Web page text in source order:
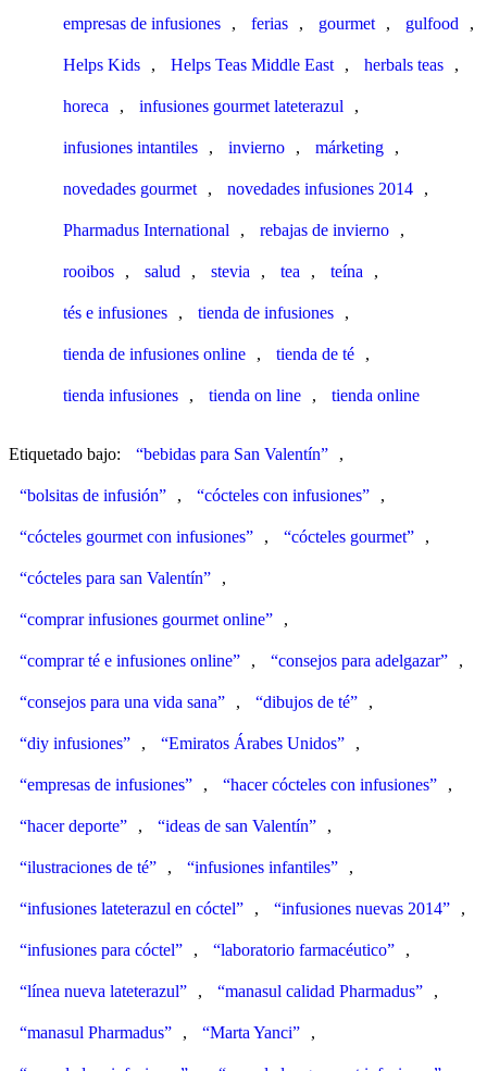
empresas de infusiones , ferias , gourmet , gulfood ,
Helps Kids , Helps Teas Middle East , herbals teas ,
horeca , infusiones gourmet lateterazul ,
infusiones intantiles , invierno , márketing ,
novedades gourmet , novedades infusiones 2014 ,
Pharmadus International , rebajas de invierno ,
rooibos , salud , stevia , tea , teína ,
tés e infusiones , tienda de infusiones ,
tienda de infusiones online , tienda de té ,
tienda infusiones , tienda on line , tienda online
Etiquetado bajo: “bebidas para San Valentín” ,
“bolsitas de infusión” , “cócteles con infusiones” ,
“cócteles gourmet con infusiones” , “cócteles gourmet” ,
“cócteles para san Valentín” ,
“comprar infusiones gourmet online” ,
“comprar té e infusiones online” , “consejos para adelgazar” ,
“consejos para una vida sana” , “dibujos de té” ,
“diy infusiones” , “Emiratos Árabes Unidos” ,
“empresas de infusiones” , “hacer cócteles con infusiones” ,
“hacer deporte” , “ideas de san Valentín” ,
“ilustraciones de té” , “infusiones infantiles” ,
“infusiones lateterazul en cóctel” , “infusiones nuevas 2014” ,
“infusiones para cóctel” , “laboratorio farmacéutico” ,
“línea nueva lateterazul” , “manasul calidad Pharmadus” ,
“manasul Pharmadus” , “Marta Yanci” ,